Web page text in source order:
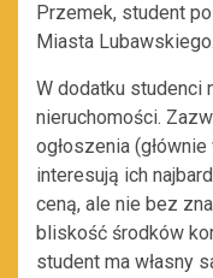
Przemek, student
Miasta Lubawskiego.
W dodatku studenci
nieruchomości.
ogłoszenia
interesują ich
ceną, ale nie bez
bliskość środków
student ma własny